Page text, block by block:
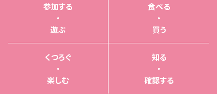
参加する
・
遊ぶ
食べる
・
買う
くつろぐ
・
楽しむ
知る
・
確認する